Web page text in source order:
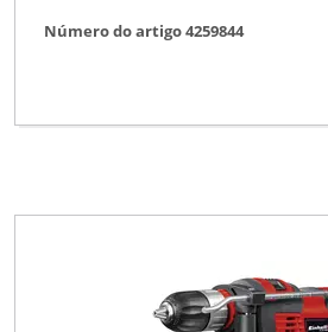
Número do artigo 4259844